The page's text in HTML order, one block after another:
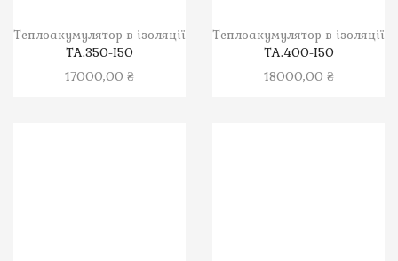
Теплоакумулятор в ізоляції
ТА.350-І50
17000,00 ₴
Теплоакумулятор в ізоляції
ТА.400-І50
18000,00 ₴